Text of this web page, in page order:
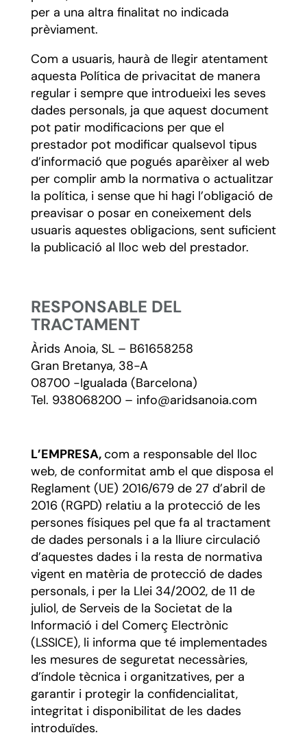
per a una altra finalitat no indicada
prèviament.
Com a usuaris, haurà de llegir atentament
aquesta Política de privacitat de manera
regular i sempre que introdueixi les seves
dades personals, ja que aquest document
pot patir modificacions per que el
prestador pot modificar qualsevol tipus
d’informació que pogués aparèixer al web
per complir amb la normativa o actualitzar
la política, i sense que hi hagi l’obligació de
preavisar o posar en coneixement dels
usuaris aquestes obligacions, sent suficient
la publicació al lloc web del prestador.
RESPONSABLE DEL
TRACTAMENT
Àrids Anoia, SL – B61658258
Gran Bretanya, 38-A
08700 -Igualada (Barcelona)
Tel. 938068200 – info@aridsanoia.com
L’EMPRESA,com a responsable del lloc
web, de conformitat amb el que disposa el
Reglament (UE) 2016/679 de 27 d’abril de
2016 (RGPD) relatiu a la protecció de les
persones físiques pel que fa al tractament
de dades personals i a la lliure circulació
d’aquestes dades i la resta de normativa
vigent en matèria de protecció de dades
personals, i per la Llei 34/2002, de 11 de
juliol, de Serveis de la Societat de la
Informació i del Comerç Electrònic
(LSSICE), li informa que té implementades
les mesures de seguretat necessàries,
d’índole tècnica i organitzatives, per a
garantir i protegir la confidencialitat,
integritat i disponibilitat de les dades
introduïdes.